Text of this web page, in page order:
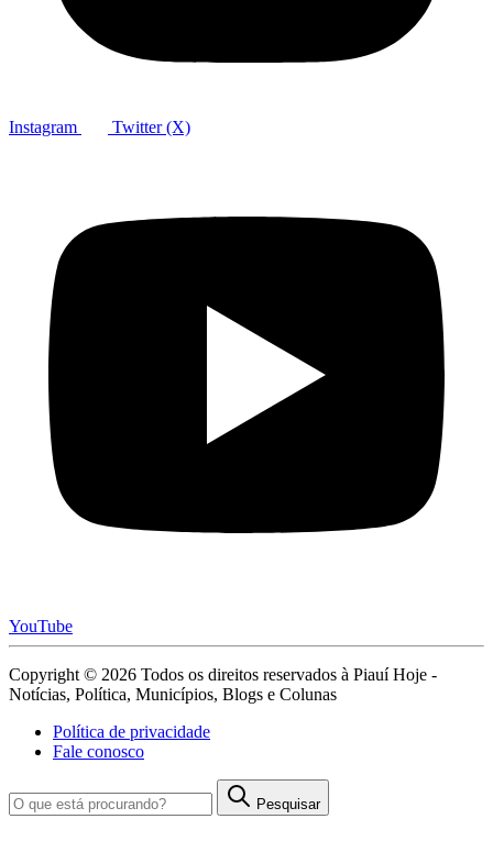
Instagram Twitter (X)
YouTube
Copyright © 2026 Todos os direitos reservados à Piauí Hoje -
Notícias, Política, Municípios, Blogs e Colunas
Política de privacidade
Fale conosco
Pesquisar